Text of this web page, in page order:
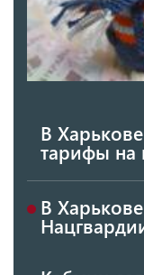
В
тарифы на
В